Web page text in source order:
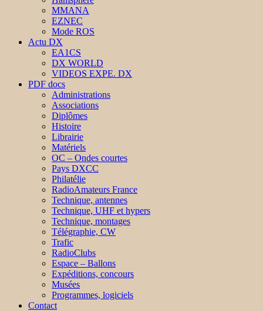
MMANA
EZNEC
Mode ROS
Actu DX
EA1CS
DX WORLD
VIDEOS EXPE. DX
PDF docs
Administrations
Associations
Diplômes
Histoire
Librairie
Matériels
OC – Ondes courtes
Pays DXCC
Philatélie
RadioAmateurs France
Technique, antennes
Technique, UHF et hypers
Technique, montages
Télégraphie, CW
Trafic
RadioClubs
Espace – Ballons
Expéditions, concours
Musées
Programmes, logiciels
Contact